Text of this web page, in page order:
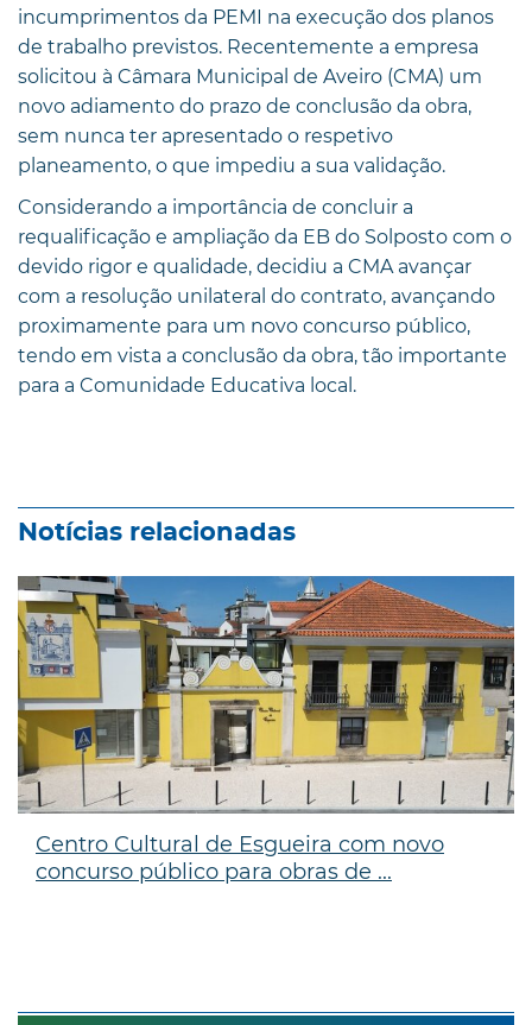
incumprimentos da PEMI na execução dos planos
de trabalho previstos. Recentemente a empresa
solicitou à Câmara Municipal de Aveiro (CMA) um
novo adiamento do prazo de conclusão da obra,
sem nunca ter apresentado o respetivo
planeamento, o que impediu a sua validação.
Considerando a importância de concluir a
requalificação e ampliação da EB do Solposto com o
devido rigor e qualidade, decidiu a CMA avançar
com a resolução unilateral do contrato, avançando
proximamente para um novo concurso público,
tendo em vista a conclusão da obra, tão importante
para a Comunidade Educativa local.
Notícias relacionadas
Centro Cultural de Esgueira com novo
concurso público para obras de ...